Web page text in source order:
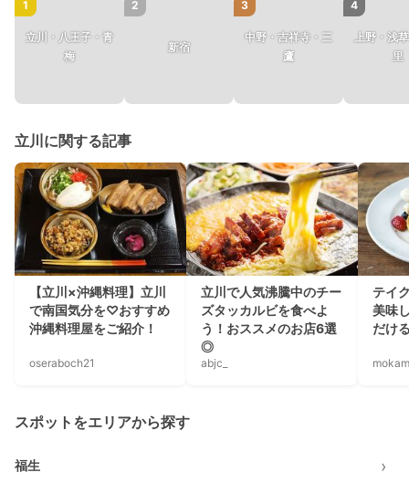
1
立川・八王子・青
梅
2
新宿
3
中野・吉祥寺・三
鷹
4
上野・浅
里
立川に関する記事
【立川×沖縄料理】立川
で南国気分を♡おすすめ
沖縄料理屋をご紹介！
oseraboch21
立川で人気沸騰中のチー
ズタッカルビを食べよ
う！おススメのお店6選
◎
abjc_
テイ
美味
だけ
スポットをエリアから探す
福生 ›